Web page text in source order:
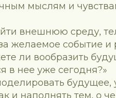
мыслям и
внешнюю среду,
желаемое событие и
ли вообразить
в нее уже сегодня?»
будущее,
и наполнять тем, о